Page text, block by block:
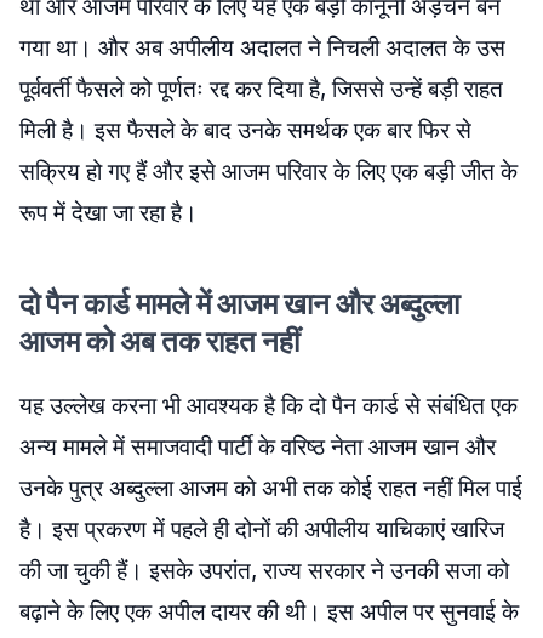
था और आजम परिवार के लिए यह एक बड़ी कानूनी अड़चन बन
गया था। और अब अपीलीय अदालत ने निचली अदालत के उस
पूर्ववर्ती फैसले को पूर्णतः रद्द कर दिया है, जिससे उन्हें बड़ी राहत
मिली है। इस फैसले के बाद उनके समर्थक एक बार फिर से
सक्रिय हो गए हैं और इसे आजम परिवार के लिए एक बड़ी जीत के
रूप में देखा जा रहा है।
दो पैन कार्ड मामले में आजम खान और अब्दुल्ला
आजम को अब तक राहत नहीं
यह उल्लेख करना भी आवश्यक है कि दो पैन कार्ड से संबंधित एक
अन्य मामले में समाजवादी पार्टी के वरिष्ठ नेता आजम खान और
उनके पुत्र अब्दुल्ला आजम को अभी तक कोई राहत नहीं मिल पाई
है। इस प्रकरण में पहले ही दोनों की अपीलीय याचिकाएं खारिज
की जा चुकी हैं। इसके उपरांत, राज्य सरकार ने उनकी सजा को
बढ़ाने के लिए एक अपील दायर की थी। इस अपील पर सुनवाई के